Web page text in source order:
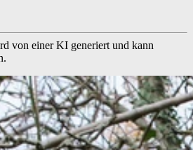
von einer KI generiert und kann